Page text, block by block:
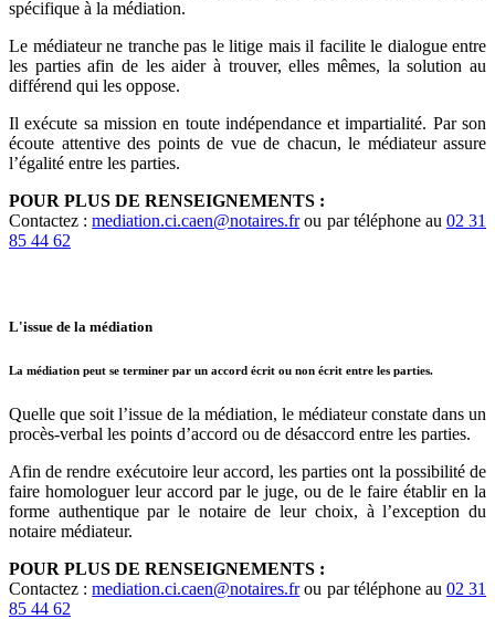
spécifique à la médiation.
Le médiateur ne tranche pas le litige mais il facilite le dialogue entre
les parties afin de les aider à trouver, elles mêmes, la solution au
différend qui les oppose.
Il exécute sa mission en toute indépendance et impartialité. Par son
écoute attentive des points de vue de chacun, le médiateur assure
l’égalité entre les parties.
POUR PLUS DE RENSEIGNEMENTS :
Contactez :mediation.ci.caen@notaires.frou par téléphone au 02 31
85 44 62
L'issue de la médiation
La médiation peut se terminer par un accord écrit ou non écrit entre les parties.
Quelle que soit l’issue de la médiation, le médiateur constate dans un
procès-verbal les points d’accord ou de désaccord entre les parties.
Afin de rendre exécutoire leur accord, les parties ont la possibilité de
faire homologuer leur accord par le juge, ou de le faire établir en la
forme authentique par le notaire de leur choix, à l’exception du
notaire médiateur.
POUR PLUS DE RENSEIGNEMENTS :
Contactez :mediation.ci.caen@notaires.frou par téléphone au 02 31
85 44 62